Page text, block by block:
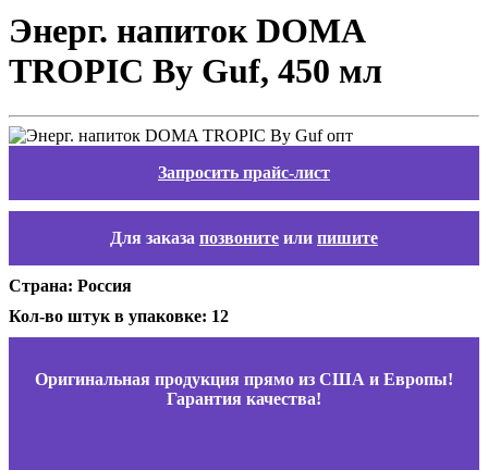
Энерг. напиток DOMA
TROPIC By Guf, 450 мл
Запросить прайс-лист
Для заказа позвоните или пишите
Страна: Россия
Кол-во штук в упаковке: 12
Оригинальная продукция прямо из США и Европы!
Гарантия качества!